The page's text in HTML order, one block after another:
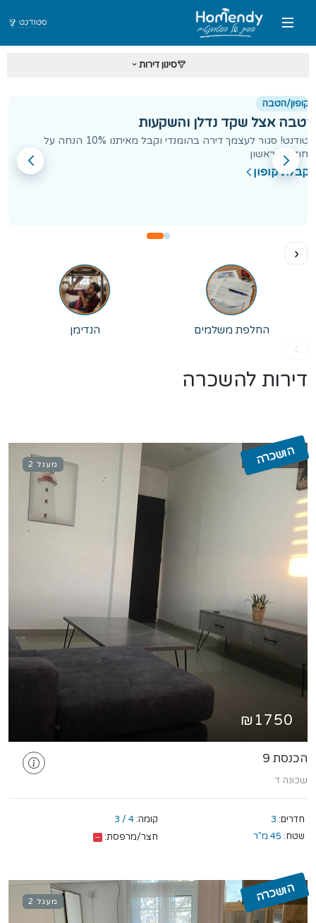
סינון דירות
קופון/הטבה
הטבה אצל שקד נדלן והשקעות
סטודנט! סגור לעצמך דירה בהומנדי וקבל מאיתנו 10% הנחה על
החודש הראשון
לקבלת קופון
‹
החלפת משלמים הנדימן
›
דירות להשכרה
מעגל 2 הושכרה
₪1750
הכנסת 9
שכונה ד
חדרים: 3 קומה: 4 / 3
שטח: 45 מ"ר חצר/מרפסת:
מעגל 2 הושכרה